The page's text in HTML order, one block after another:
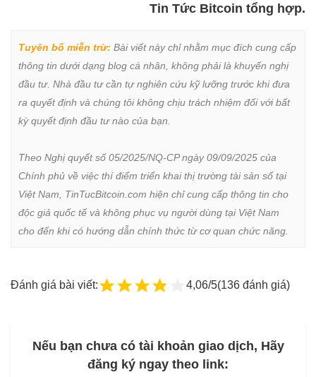
Tin Tức Bitcoin tổng hợp.
Tuyên bố miễn trừ: Bài viết này chỉ nhằm mục đích cung cấp
thông tin dưới dạng blog cá nhân, không phải là khuyến nghị
đầu tư. Nhà đầu tư cần tự nghiên cứu kỹ lưỡng trước khi đưa
ra quyết định và chúng tôi không chịu trách nhiệm đối với bất
kỳ quyết định đầu tư nào của bạn.
Theo Nghị quyết số 05/2025/NQ-CP ngày 09/09/2025 của
Chính phủ về việc thí điểm triển khai thị trường tài sản số tại
Việt Nam, TinTucBitcoin.com hiện chỉ cung cấp thông tin cho
độc giả quốc tế và không phục vụ người dùng tại Việt Nam
cho đến khi có hướng dẫn chính thức từ cơ quan chức năng.
Đánh giá bài viết: 4,06/5(136 đánh giá)
Nếu bạn chưa có tài khoản giao dịch, Hãy
đăng ký ngay theo link: